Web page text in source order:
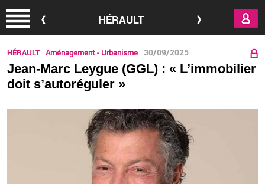
HÉRAULT
HÉRAULT Aménagement - Urbanisme 30/09/2025
Jean-Marc Leygue ( GGL) : « L’immobilier
doit s’autoréguler »